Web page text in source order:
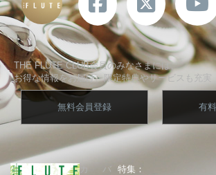
THE FLUTE CLUB会員のみなさまには、
お得な情報をお届け、限定特典やサービスも充実
無料会員登録 有
特集：
カバ